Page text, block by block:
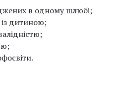
в одному шлюбі;
дитиною;